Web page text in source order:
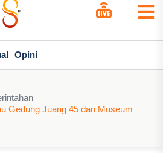
Opini
Gedung Juang 45 dan Museum